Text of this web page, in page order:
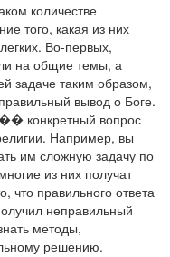
количестве
того, какая из них
Во-первых,
на общие темы, а
задаче таким образом,
вывод о Боге.
конкретный вопрос
Например, вы
им сложную задачу по
из них получат
что правильного ответа
неправильный
методы,
решению.